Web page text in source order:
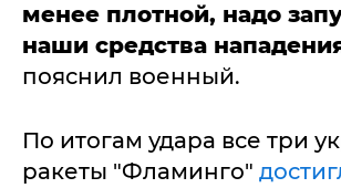
менее плотной, надо
наши средства
пояснил военный.
По итогам удара все три
ракеты "Фламинго"